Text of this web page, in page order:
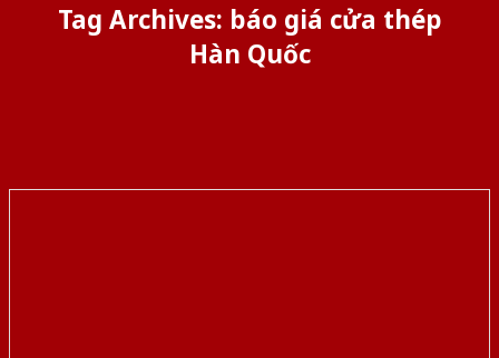
Tag Archives: báo giá cửa thép
Hàn Quốc